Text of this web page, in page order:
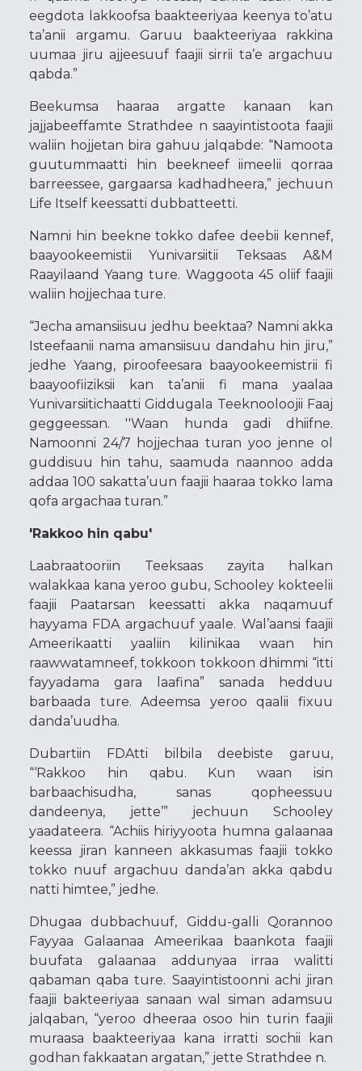
eegdota lakkoofsa baakteeriyaa keenya to’atu
ta’anii argamu. Garuu baakteeriyaa rakkina
uumaa jiru ajjeesuuf faajii sirrii ta’e argachuu
qabda.”
Beekumsa haaraa argatte kanaan kan
jajjabeeffamte Strathdee n saayintistoota faajii
waliin hojjetan bira gahuu jalqabde: “Namoota
guutummaatti hin beekneef iimeelii qorraa
barreessee, gargaarsa kadhadheera,” jechuun
Life Itself keessatti dubbatteetti.
Namni hin beekne tokko dafee deebii kennef,
baayookeemistii Yunivarsiitii Teksaas A&M
Raayilaand Yaang ture. Waggoota 45 oliif faajii
waliin hojjechaa ture.
“Jecha amansiisuu jedhu beektaa? Namni akka
Isteefaanii nama amansiisuu dandahu hin jiru,”
jedhe Yaang, piroofeesara baayookeemistrii fi
baayoofiiziksii kan ta’anii fi mana yaalaa
Yunivarsiitichaatti Giddugala Teeknooloojii Faaj
geggeessan. ''Waan hunda gadi dhiifne.
Namoonni 24/7 hojjechaa turan yoo jenne ol
guddisuu hin tahu, saamuda naannoo adda
addaa 100 sakatta’uun faajii haaraa tokko lama
qofa argachaa turan.”
'Rakkoo hin qabu'
Laabraatooriin Teeksaas zayita halkan
walakkaa kana yeroo gubu, Schooley kokteelii
faajii Paatarsan keessatti akka naqamuuf
hayyama FDA argachuuf yaale. Wal’aansi faajii
Ameerikaatti yaaliin kilinikaa waan hin
raawwatamneef, tokkoon tokkoon dhimmi “itti
fayyadama gara laafina” sanada hedduu
barbaada ture. Adeemsa yeroo qaalii fixuu
danda’uudha.
Dubartiin FDAtti bilbila deebiste garuu,
“‘Rakkoo hin qabu. Kun waan isin
barbaachisudha, sanas qopheessuu
dandeenya, jette’” jechuun Schooley
yaadateera. “Achiis hiriyyoota humna galaanaa
keessa jiran kanneen akkasumas faajii tokko
tokko nuuf argachuu danda’an akka qabdu
natti himtee,” jedhe.
Dhugaa dubbachuuf, Giddu-galli Qorannoo
Fayyaa Galaanaa Ameerikaa baankota faajii
buufata galaanaa addunyaa irraa walitti
qabaman qaba ture. Saayintistoonni achi jiran
faajii bakteeriyaa sanaan wal siman adamsuu
jalqaban, “yeroo dheeraa osoo hin turin faajii
muraasa baakteeriyaa kana irratti sochii kan
godhan fakkaatan argatan,” jette Strathdee n.